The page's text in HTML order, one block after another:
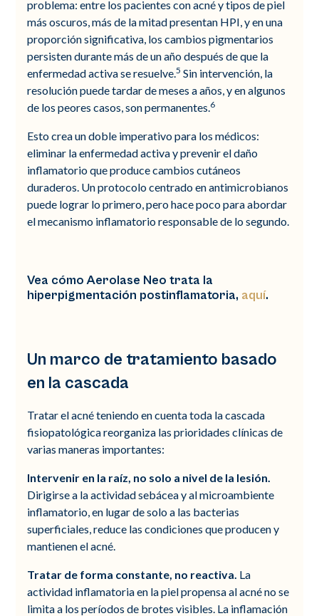
problema: entre los pacientes con acné y tipos de piel
más oscuros, más de la mitad presentan HPI, y en una
proporción significativa, los cambios pigmentarios
persisten durante más de un año después de que la
enfermedad activa se resuelve.5 Sin intervención, la
resolución puede tardar de meses a años, y en algunos
de los peores casos, son permanentes. 6
Esto crea un doble imperativo para los médicos:
eliminar la enfermedad activa y prevenir el daño
inflamatorio que produce cambios cutáneos
duraderos. Un protocolo centrado en antimicrobianos
puede lograr lo primero, pero hace poco para abordar
el mecanismo inflamatorio responsable de lo segundo.
Vea cómo Aerolase Neo trata la
hiperpigmentación postinflamatoria, aquí.
Un marco de tratamiento basado
en la cascada
Tratar el acné teniendo en cuenta toda la cascada
fisiopatológica reorganiza las prioridades clínicas de
varias maneras importantes:
Intervenir en la raíz, no solo a nivel de la lesión.
Dirigirse a la actividad sebácea y al microambiente
inflamatorio, en lugar de solo a las bacterias
superficiales, reduce las condiciones que producen y
mantienen el acné.
Tratar de forma constante, no reactiva. La
actividad inflamatoria en la piel propensa al acné no se
limita a los períodos de brotes visibles. La inflamación